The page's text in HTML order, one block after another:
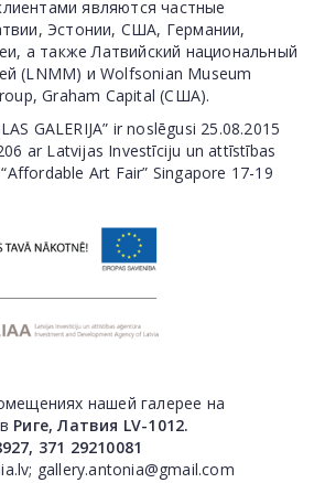
являются частные
Эстонии, США, Германии,
а также Латвийский национальный
(LNMM) и Wolfsonian Museum
Graham Capital (США).
GALERIJA” ir noslēgusi 25.08.2015
ar Latvijas Investīciju un attīstības
Art Fair” Singapore 17-19
нашей галерее на
в Риге, Латвия LV-1012.
371 29210081
; gallery.antonia@gmail.com